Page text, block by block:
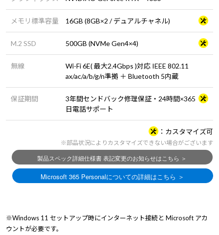
メモリ標準容量 16GB (8GB×2 / デュアルチャネル)
M.2 SSD 500GB (NVMe Gen4×4)
無線
Wi-Fi 6E( 最大2.4Gbps )対応 IEEE 802.11
ax/ac/a/b/g/n準拠 ＋ Bluetooth 5内蔵
保証期間
3年間センドバック修理保証・24時間×365
日電話サポート
カスタマイズ可
※部品状況によりカスタマイズできない場合がございます
※Windows 11 セットアップ時にインターネット接続と Microsoft アカ
ウントが必要です。